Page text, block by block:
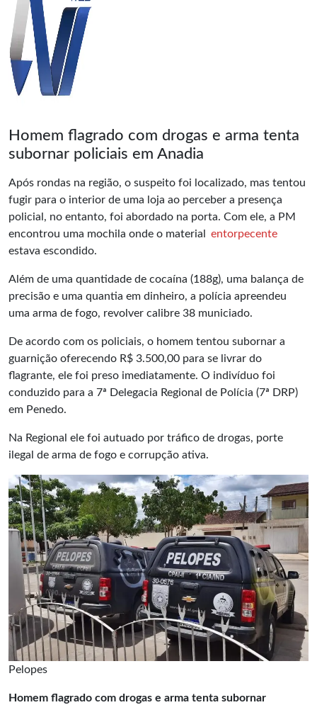
Homem flagrado com drogas e arma tenta
subornar policiais em Anadia
Após rondas na região, o suspeito foi localizado, mas tentou
fugir para o interior de uma loja ao perceber a presença
policial, no entanto, foi abordado na porta. Com ele, a PM
encontrou uma mochila onde o material
entorpecente
estava escondido.
Além de uma quantidade de cocaína (188g), uma balança de
precisão e uma quantia em dinheiro, a polícia apreendeu
uma arma de fogo, revolver calibre 38 municiado.
De acordo com os policiais, o homem tentou subornar a
guarnição oferecendo R$ 3.500,00 para se livrar do
flagrante, ele foi preso imediatamente. O indivíduo foi
conduzido para a 7ª Delegacia Regional de Polícia (7ª DRP)
em Penedo.
Na Regional ele foi autuado por tráfico de drogas, porte
ilegal de arma de fogo e corrupção ativa.
Pelopes
Homem flagrado com drogas e arma tenta subornar